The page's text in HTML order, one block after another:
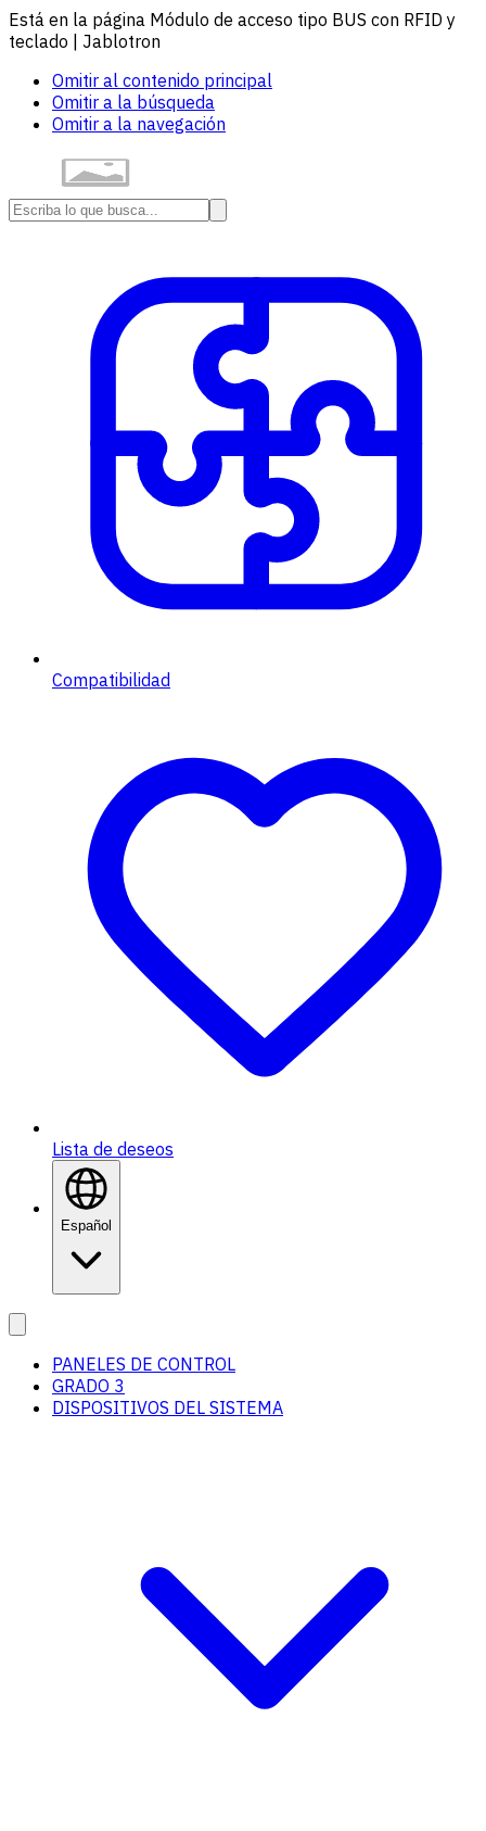
Está en la página Módulo de acceso tipo BUS con RFID y
teclado | Jablotron
Omitir al contenido principal
Omitir a la búsqueda
Omitir a la navegación
Compatibilidad
Lista de deseos
Español
PANELES DE CONTROL
GRADO 3
DISPOSITIVOS DEL SISTEMA